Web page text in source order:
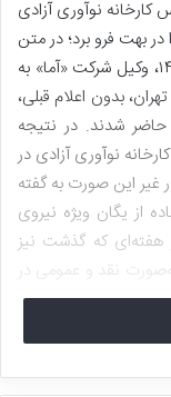
نوآوری آزادی
در بهت فرو برد؛ در متن
این اطلاعیه آمده‌است که در تاریخ ۸ آبان ماه ۱۴۰۲، وکیل شرکت «آما» به
بدون اعلام قبلی،
حاضر شدند. در نتیجه
نوآوری آزادی در
شود. در غیر این صورت به گفته
از یگان ویژه نیروی
هفته‌ای که گذشت نیز
نقد و عمومی در
تهران و بازسازی آن